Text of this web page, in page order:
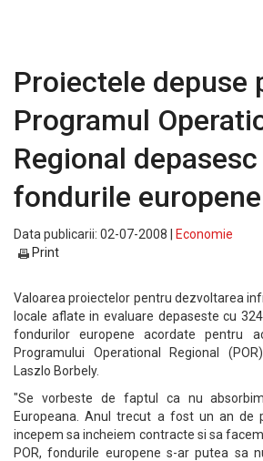
Proiectele depuse
Programul
Regional
fondurile europene
Data publicarii: 02-07-2008 |
Economie
Print
Valoarea proiectelor pentru dezvoltarea
locale aflate in evaluare depaseste cu
fondurilor europene acordate pentru
Programului Operational Regional
Laszlo Borbely.
"Se vorbeste de faptul ca nu
Europeana. Anul trecut a fost un an de
incepem sa incheiem contracte si sa
POR, fondurile europene s-ar putea sa